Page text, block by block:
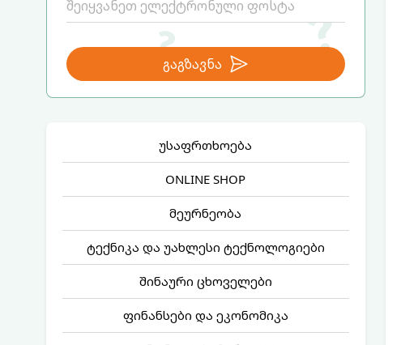
გაგზავნა
უსაფრთხოება
ONLINE SHOP
მეურნეობა
ტექნიკა და უახლესი ტექნოლოგიები
შინაური ცხოველები
ფინანსები და ეკონომიკა